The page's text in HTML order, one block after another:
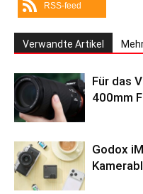
RSS-feed
Verwandte Artikel
Für das
400mm
Godox